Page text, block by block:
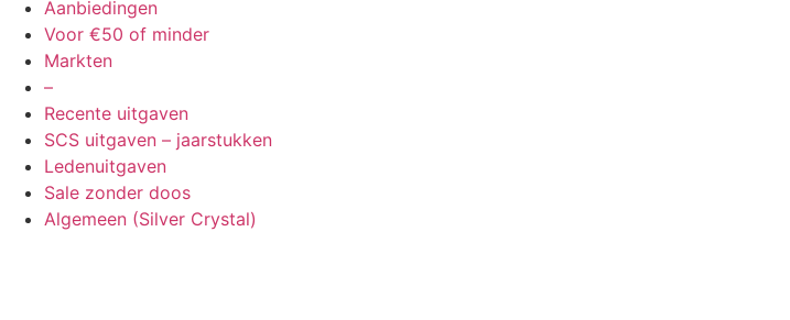
Aanbiedingen
Voor €50 of minder
Markten
–
Recente uitgaven
SCS uitgaven – jaarstukken
Ledenuitgaven
Sale zonder doos
Algemeen (Silver Crystal)